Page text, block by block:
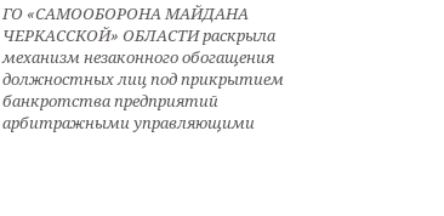
ГО «САМООБОРОНА МАЙДАНА
ЧЕРКАССКОЙ» ОБЛАСТИ раскрыла
механизм незаконного обогащения
должностных лиц под прикрытием
банкротства предприятий
арбитражными управляющими